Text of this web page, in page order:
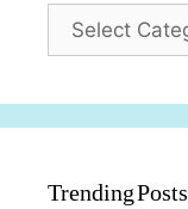
Categories
Trending Posts